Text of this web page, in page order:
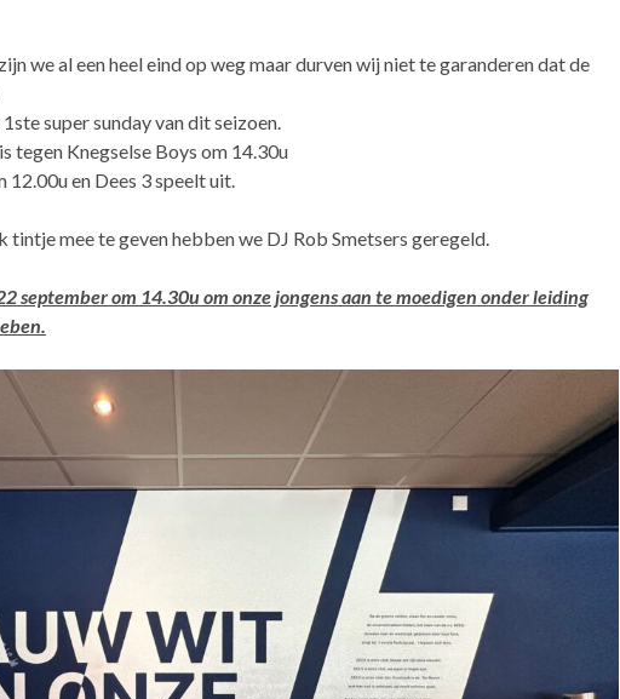
we al een heel eind op weg maar durven wij niet te garanderen dat de
super sunday van dit seizoen.
tegen Knegselse Boys om 14.30u
12.00u en Dees 3 speelt uit.
tintje mee te geven hebben we DJ Rob Smetsers geregeld.
september om 14.30u om onze jongens aan te moedigen onder leiding